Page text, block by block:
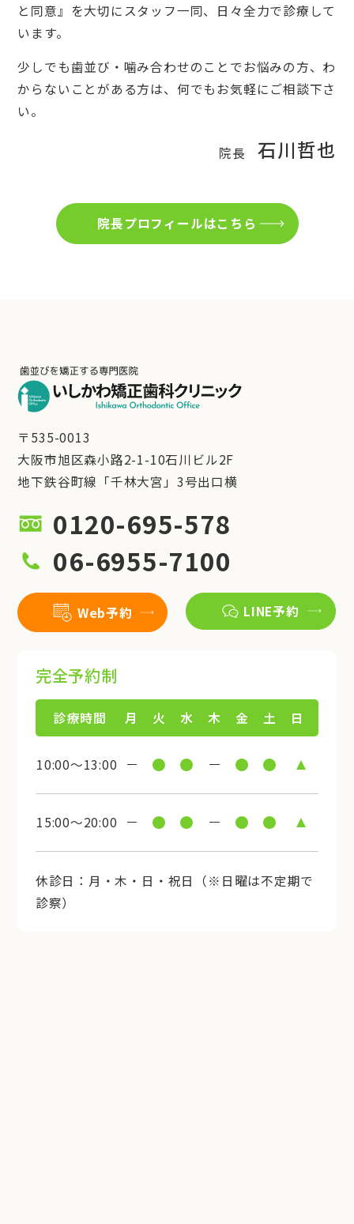
と同意』を大切にスタッフ一同、日々全力で診療して
います。
少しでも歯並び・噛み合わせのことでお悩みの方、わ
からないことがある方は、何でもお気軽にご相談下さ
い。
院長 石川哲也
院長プロフィールはこちら
〒535-0013
大阪市旭区森小路2-1-10石川ビル2F
地下鉄谷町線「千林大宮」3号出口横
0120-695-578
06-6955-7100
Web予約 LINE予約
完全予約制
診療時間 月 火 水 木 金 土 日
10:00～13:00
15:00～20:00
休診日：月・木・日・祝日（※日曜は不定期で
診察）